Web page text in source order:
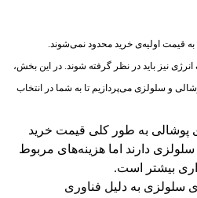
به قیمت اولیه‌ی خرید محدود نمی‌شوند.
نیز باید در نظر گرفته شوند. در این بخش،
و سلولزی می‌پردازیم تا به شما در انتخاب
پوشالی به طور کلی قیمت خرید
دارند اما هزینه‌های مربوط
بیشتر است.
سلولزی به دلیل فناوری